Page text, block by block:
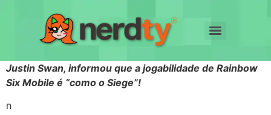
Justin Swan, informou que a jogabilidade de Rainbow
Six Mobile é “como o Siege”!
n